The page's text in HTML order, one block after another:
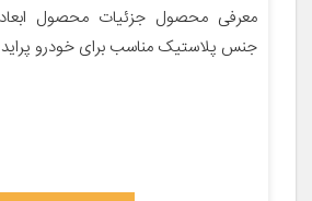
جنس پلاستیک مناسب برای خودرو پراید